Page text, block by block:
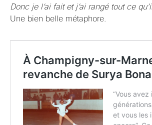
Donc je l’ai fait et j’ai rangé tout ce
Une bien belle métaphore.